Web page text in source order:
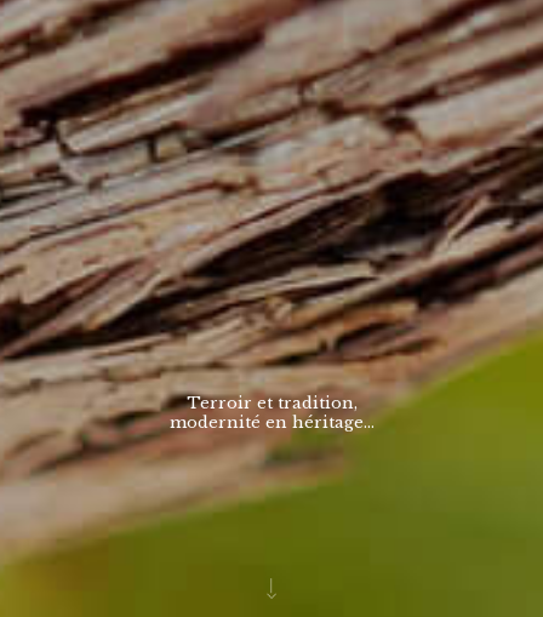
Terroir et tradition,
modernité en héritage...